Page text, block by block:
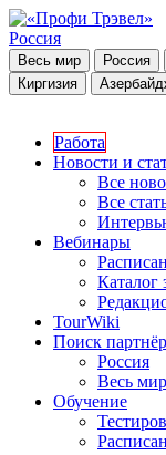
Россия
Весь мир Россия
Киргизия
Работа
Новости и
Все
Все
Вебинары
Каталог
TourWiki
Поиск
Россия
Весь мир
Обучение